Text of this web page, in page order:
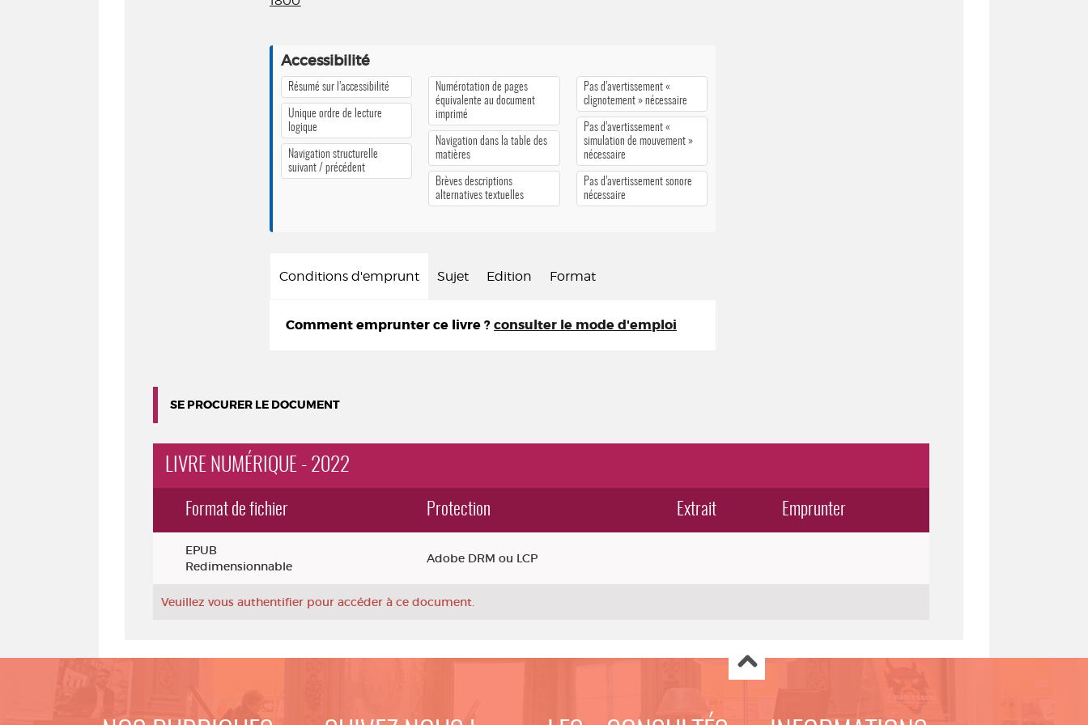
Accessibilité
Résumé sur l’accessibilité
Unique ordre de lecture
logique
Navigation structurelle
suivant / précédent
Numérotation de pages
équivalente au document
imprimé
Navigation dans la table des
matières
Brèves descriptions
alternatives textuelles
Pas d’avertissement «
clignotement » nécessaire
Pas d’avertissement «
simulation de mouvement »
nécessaire
Pas d’avertissement sonore
nécessaire
Conditions d'emprunt Sujet Edition Format
Comment emprunter ce livre ? consulter le mode d'emploi
SE PROCURER LE DOCUMENT
LIVRE NUMÉRIQUE - 2022
Exemplaires
Format de fichier Protection Extrait Emprunter
EPUB
Redimensionnable
Adobe DRM ou LCP
Veuillez vous authentifier pour accéder à ce document.